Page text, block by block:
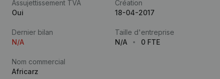
Assujettissement TVA
Oui
Création
18-04-2017
Dernier bilan
N/A
Taille d'entreprise
N/A
0 FTE
Nom commercial
Africarz